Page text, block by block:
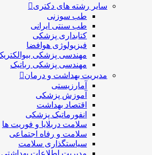
سایر رشته های دکتری
طب سوزنی
طب سنتی ایرانی
کتابداری پزشکی
فیزیولوژی هوافضا
مهندسی پزشکی بیوالکتریک
مهندسی پزشکی رباتیک
مدیریت بهداشت و درمان
آمارزیستی
آموزش پزشکی
اقتصاد بهداشت
انفورماتیک پزشکی
سلامت دربلايا و فوريت ها
سلامت و رفاه اجتماعی
سیاستگذاری سلامت
مدیریت اطلاعات بهداشتی